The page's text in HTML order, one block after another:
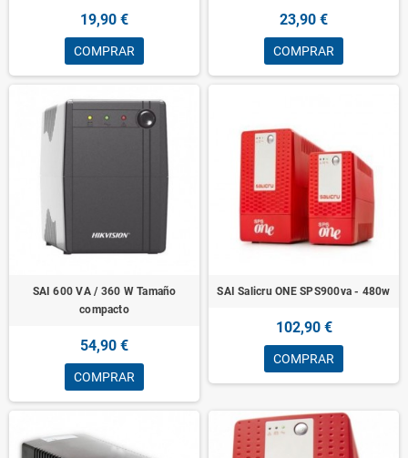
19,90 €
COMPRAR
23,90 €
COMPRAR
SAI 600 VA / 360 W Tamaño
compacto
54,90 €
COMPRAR
SAI Salicru ONE SPS900va - 480w
102,90 €
COMPRAR